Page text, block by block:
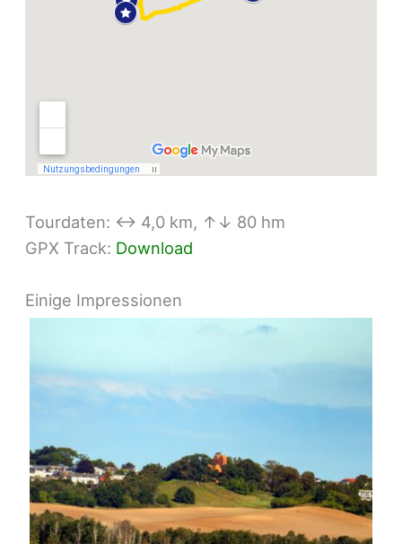
Tourdaten: ↔ 4,0 km, ↑↓ 80 hm
GPX Track: Download
Einige Impressionen